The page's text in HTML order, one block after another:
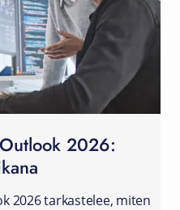
2026:
2026 tarkastelee, miten